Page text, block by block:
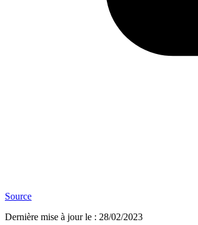
Source
Dernière mise à jour le : 28/02/2023